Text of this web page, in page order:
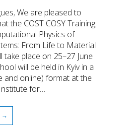
We are pleased to
the COST COSY Training
Physics of
From Life to Material
take place on 25–27 June
will be held in Kyiv in a
and online) format at the
for…
→